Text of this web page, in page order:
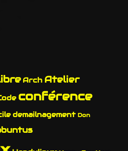
Arch Atelier
conférence
demailnagement Don